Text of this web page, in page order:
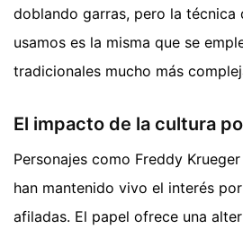
doblando garras, pero la técnica
usamos es la misma que se
tradicionales mucho más
El impacto de la cultura
Personajes como Freddy
han mantenido vivo el interés
afiladas. El papel ofrece una